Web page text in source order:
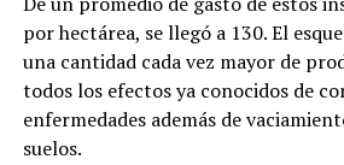
por hectárea, se llegó a 130. El
una cantidad cada vez mayor de
todos los efectos ya conocidos de
enfermedades además de
suelos.